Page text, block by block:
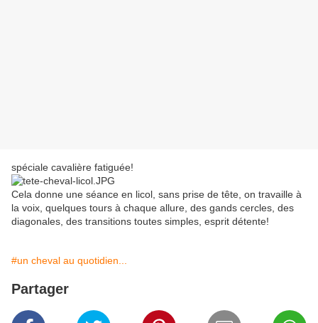
spéciale cavalière fatiguée!
Cela donne une séance en licol, sans prise de tête, on travaille à
la voix, quelques tours à chaque allure, des gands cercles, des
diagonales, des transitions toutes simples, esprit détente!
#un cheval au quotidien...
Partager